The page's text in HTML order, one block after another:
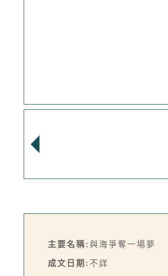
主要名稱: 與海爭奪一場夢
成文日期: 不詳